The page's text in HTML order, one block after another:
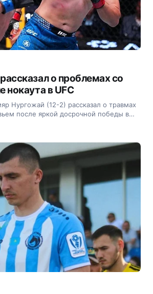
о проблемах со
нокаута в UFC
Нургожай (12-2) рассказал о травмах
после яркой досрочной победы в